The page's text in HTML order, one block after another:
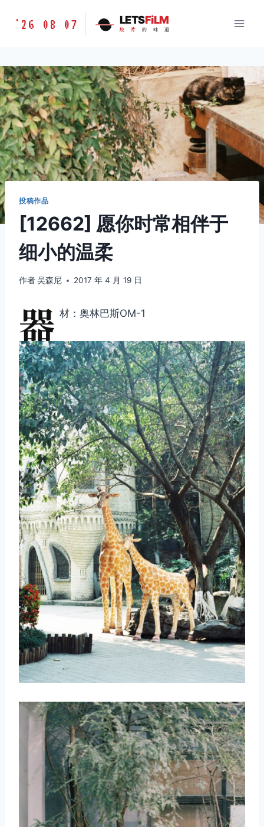
胶
味
道
LETSFILM
'26 08 07 LETSFiLM
胶 片 的 味 道
投稿作品
[12662] 愿你时常相伴于
细小的温柔
作者吴森尼 2017 年 4 月 19 日
器 材：奥林巴斯OM-1